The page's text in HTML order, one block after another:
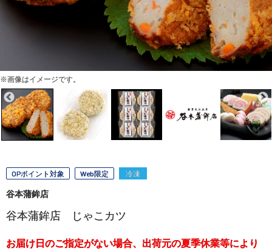
※画像はイメージです。
OPポイント対象 Web限定 冷凍
谷本蒲鉾店
谷本蒲鉾店 じゃこカツ
お届け日のご指定がない場合、出荷元の夏季休業等により